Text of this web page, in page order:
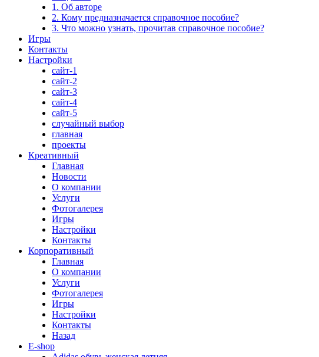
1. Об авторе
2. Кому предназначается справочное пособие?
3. Что можно узнать, прочитав справочное пособие?
Игры
Контакты
Настройки
сайт-1
сайт-2
сайт-3
сайт-4
сайт-5
случайный выбор
главная
проекты
Креативный
Главная
Новости
О компании
Услуги
Фотогалерея
Игры
Наcтройки
Контакты
Корпоративный
Главная
О компании
Услуги
Фотогалерея
Игры
Настройки
Контакты
Назад
E-shop